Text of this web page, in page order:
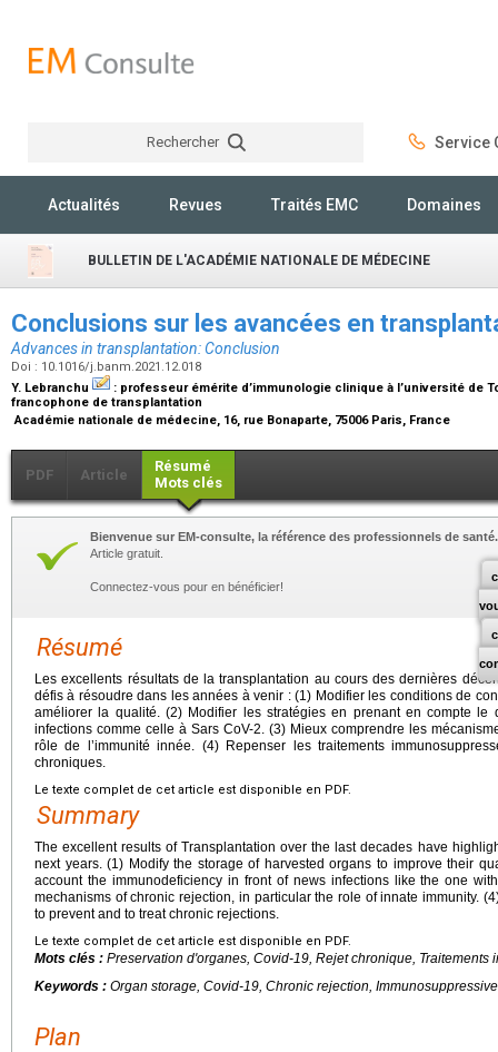
Rechercher Service
Actualités Revues Traités EMC Domaines
BULLETIN DE L'ACADÉMIE NATIONALE DE MÉDECINE
Conclusions sur les avancées en
Advances in transplantation: Conclusion
Doi : 10.1016/j.banm.2021.12.018
Y. Lebranchu
: professeur émérite d’immunologie clinique à l’université de
francophone de transplantation
Académie nationale de médecine, 16, rue Bonaparte, 75006 Paris, France
PDF Article
Résumé
Mots clés
Bienvenue sur EM-consulte, la référence des professionnels de santé.
Article gratuit.
Connectez-vous pour en bénéficier!
Résumé
Les excellents résultats de la transplantation au cours des dernières
défis à résoudre dans les années à venir : (1) Modifier les conditions de
améliorer la qualité. (2) Modifier les stratégies en prenant en compte le
infections comme celle à Sars CoV-2. (3) Mieux comprendre les
rôle de l’immunité innée. (4) Repenser les traitements
chroniques.
Le texte complet de cet article est disponible en PDF.
Summary
The excellent results of Transplantation over the last decades have
next years. (1) Modify the storage of harvested organs to improve their
account the immunodeficiency in front of news infections like the one
mechanisms of chronic rejection, in particular the role of innate immunity.
to prevent and to treat chronic rejections.
Le texte complet de cet article est disponible en PDF.
Mots clés : Preservation d'organes, Covid-19, Rejet chronique, Traitements
Keywords : Organ storage, Covid-19, Chronic rejection,
Plan